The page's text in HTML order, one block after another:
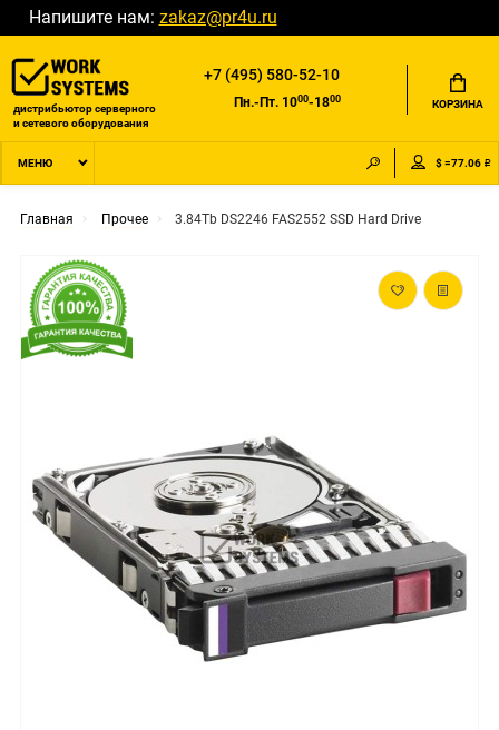
Напишите нам: zakaz@pr4u.ru
дистрибьютор серверного
и сетевого оборудования
+7 (495) 580-52-10
Пн.-Пт. 1000-1800 КОРЗИНА
МЕНЮ $ =77.06 ₽
Главная Прочее 3.84Tb DS2246 FAS2552 SSD Hard Drive